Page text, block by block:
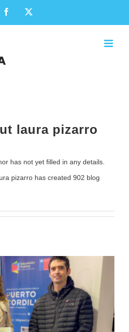
Facebook
laura pizarro
has not yet filled in any details.
pizarro has created 902 blog